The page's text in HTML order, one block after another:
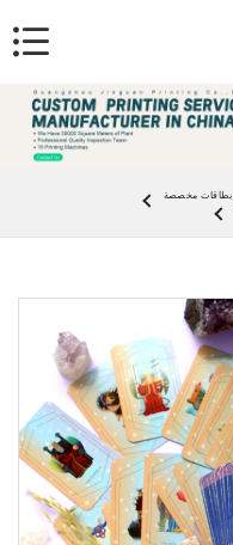
بطاقات مخصصة